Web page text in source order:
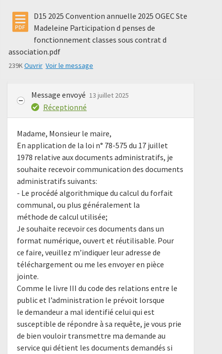
D15 2025 Convention annuelle 2025 OGEC Ste
Madeleine Participation d penses de
fonctionnement classes sous contrat d
association.pdf
239KOuvrir Voir le message
Message envoyé 13 juillet 2025
Réceptionné
Madame, Monsieur le maire,
En application de la loi n° 78-575 du 17 juillet
1978 relative aux documents administratifs, je
souhaite recevoir communication des documents
administratifs suivants:
- Le procédé algorithmique du calcul du forfait
communal, ou plus généralement la
méthode de calcul utilisée;
Je souhaite recevoir ces documents dans un
format numérique, ouvert et réutilisable. Pour
ce faire, veuillez m’indiquer leur adresse de
téléchargement ou me les envoyer en pièce
jointe.
Comme le livre III du code des relations entre le
public et l’administration le prévoit lorsque
le demandeur a mal identifié celui qui est
susceptible de répondre à sa requête, je vous prie
de bien vouloir transmettre ma demande au
service qui détient les documents demandés si